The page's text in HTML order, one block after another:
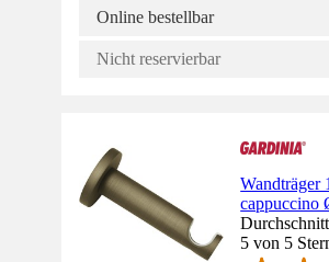
Online bestellbar
Nicht reservierbar
Wandträger
cappuccino
5 von 5